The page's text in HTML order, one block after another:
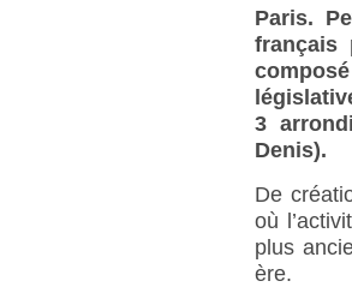
Paris.
français
3
Denis).
De
où
plus
ère.